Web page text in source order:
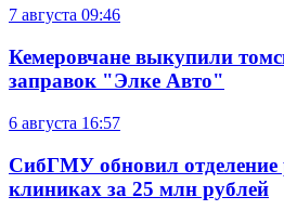
7 августа 09:46
Кемеровчане выкупили
заправок "Элке Авто"
6 августа 16:57
СибГМУ обновил отделение
клиниках за 25 млн рублей